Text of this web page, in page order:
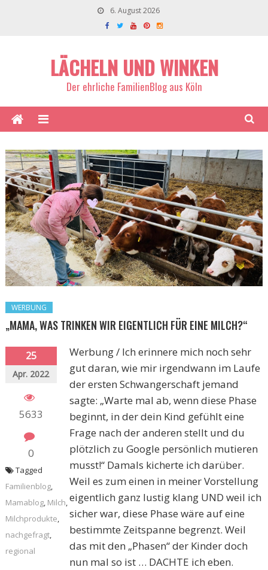
6. August 2026
LÄCHELN UND WINKEN
Der ehrliche FamilienBlog aus Köln
WERBUNG
„MAMA, WAS TRINKEN WIR EIGENTLICH FÜR EINE MILCH?“
25
Apr. 2022
5633
0
Werbung / Ich erinnere mich noch sehr
gut daran, wie mir irgendwann im Laufe
der ersten Schwangerschaft jemand
sagte: „Warte mal ab, wenn diese Phase
beginnt, in der dein Kind gefühlt eine
Frage nach der anderen stellt und du
plötzlich zu Google persönlich mutieren
musst!“ Damals kicherte ich darüber.
Weil es zum einen in meiner Vorstellung
eigentlich ganz lustig klang UND weil ich
sicher war, diese Phase wäre auf eine
bestimmte Zeitspanne begrenzt. Weil
das mit den „Phasen“ der Kinder doch
nun mal so ist … DACHTE ich eben.
Tagged
Familienblog,
Mamablog, Milch,
Milchprodukte,
nachgefragt,
regional